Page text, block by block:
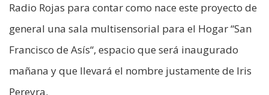
Radio Rojas para contar como nace este proyecto de
general una sala multisensorial para el Hogar “San
Francisco de Asís“, espacio que será inaugurado
mañana y que llevará el nombre justamente de Iris
Pereyra.